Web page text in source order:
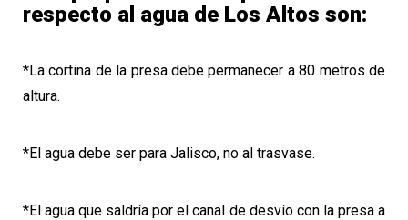
respecto al agua de Los Altos son:
*La cortina de la presa debe permanecer a 80 metros de
altura.
*El agua debe ser para Jalisco, no al trasvase.
*El agua que saldría por el canal de desvío con la presa a